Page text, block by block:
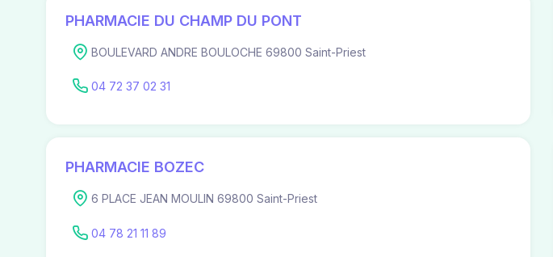
PHARMACIE DU CHAMP DU PONT
BOULEVARD ANDRE BOULOCHE 69800 Saint-Priest
04 72 37 02 31
PHARMACIE BOZEC
6 PLACE JEAN MOULIN 69800 Saint-Priest
04 78 21 11 89